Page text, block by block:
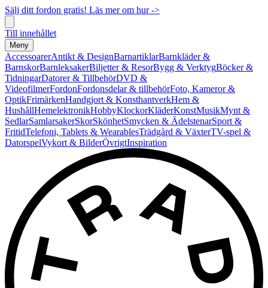
Sälj ditt fordon gratis! Läs mer om hur ->
Till innehållet
Meny
AccessoarerAntikt & DesignBarnartiklarBarnkläder &
BarnskorBarnleksakerBiljetter & ResorBygg & VerktygBöcker &
TidningarDatorer & TillbehörDVD &
VideofilmerFordonFordonsdelar & tillbehörFoto, Kameror &
OptikFrimärkenHandgjort & KonsthantverkHem &
HushållHemelektronikHobbyKlockorKläderKonstMusikMynt &
SedlarSamlarsakerSkorSkönhetSmycken & ÄdelstenarSport &
FritidTelefoni, Tablets & WearablesTrädgård & VäxterTV-spel &
DatorspelVykort & BilderÖvrigtInspiration